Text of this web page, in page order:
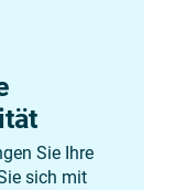
Sie Ihre
sich mit